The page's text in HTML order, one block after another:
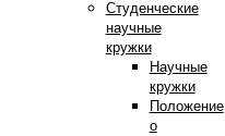
Студенческие
научные
кружки
Научные
кружки
Положение
о